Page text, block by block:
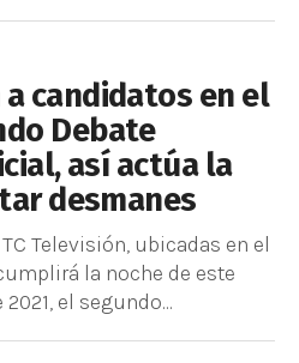
candidatos en el
Debate
así actúa la
desmanes
Televisión, ubicadas en el
la noche de este
el segundo...